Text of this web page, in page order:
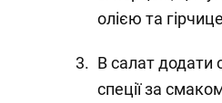
олією та
В салат додати
спеції за